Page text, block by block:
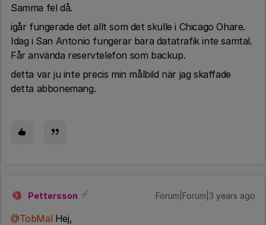
Samma fel då.
igår fungerade det allt som det skulle i Chicago Ohare.
Idag i San Antonio fungerar bara datatrafik inte samtal.
Får använda reservtelefon som backup.
detta var ju inte precis min målbild när jag skaffade
detta abbonemang.
P Pettersson Forum|Forum|3 years ago
@TobMal Hej,